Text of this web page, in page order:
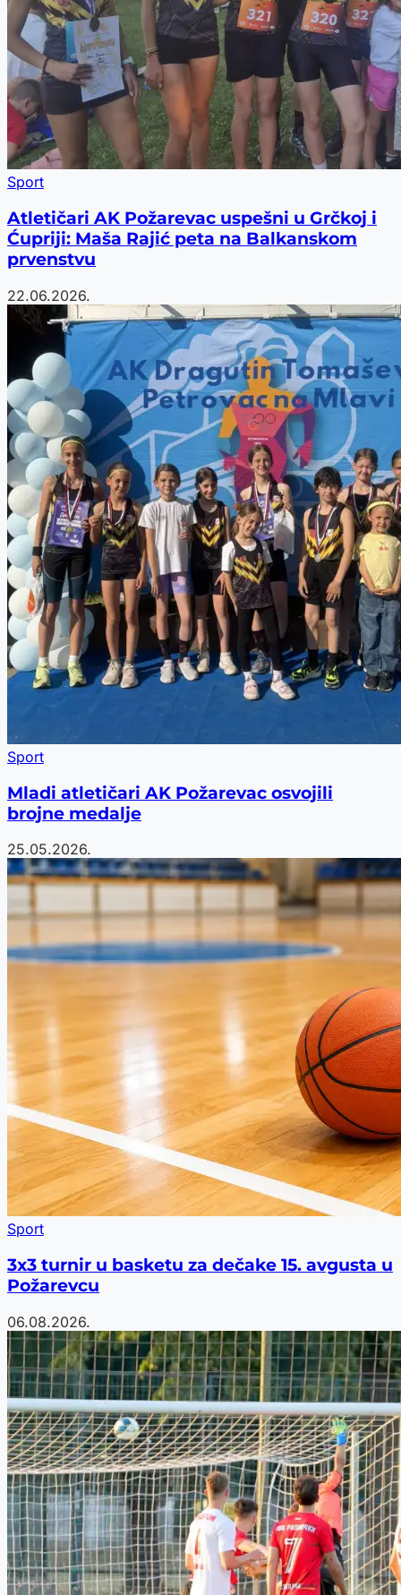
Sport
Atletičari AK Požarevac uspešni u Grčkoj i
Ćupriji: Maša Rajić peta na Balkanskom
prvenstvu
22.06.2026.
Sport
Mladi atletičari AK Požarevac osvojili
brojne medalje
25.05.2026.
Sport
3x3 turnir u basketu za dečake 15. avgusta u
Požarevcu
06.08.2026.